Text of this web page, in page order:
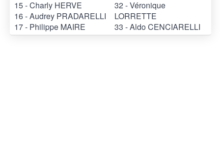
15 - Charly HERVE
16 - Audrey PRADARELLI
17 - Philippe MAIRE
32 - Véronique
LORRETTE
33 - Aldo CENCIARELLI